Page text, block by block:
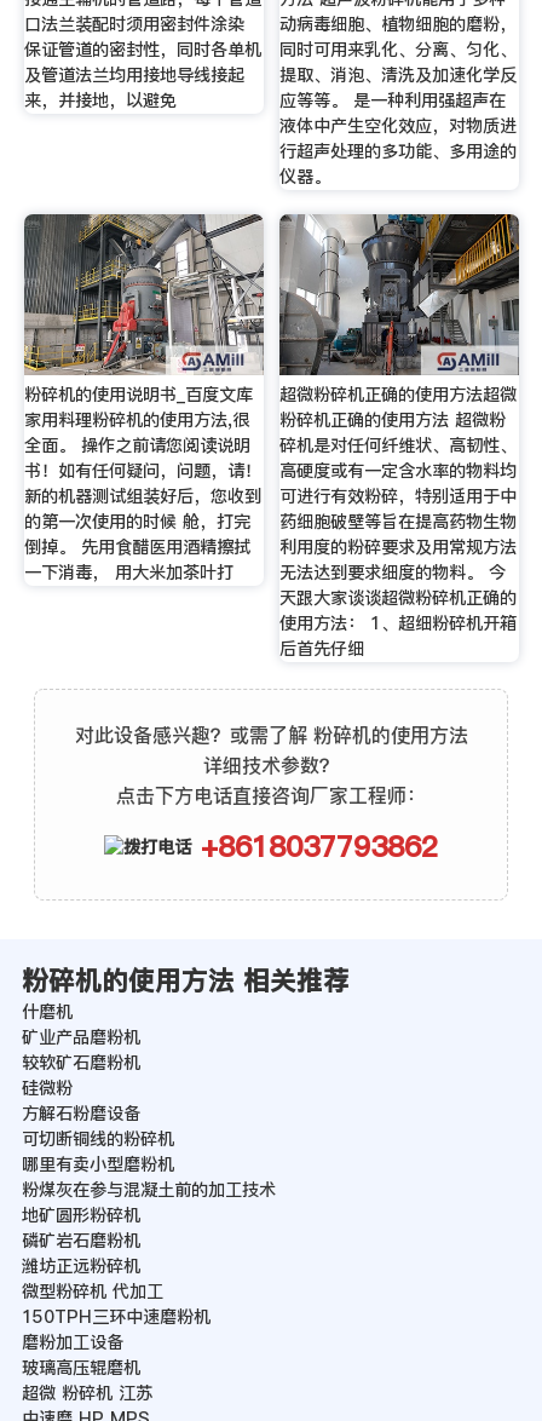
口法兰装配时须用密封件涂染
保证管道的密封性，同时各单机
及管道法兰均用接地导线接起
来，并接地，以避免
动病毒细胞、植物细胞的磨粉，
同时可用来乳化、分离、匀化、
提取、消泡、清洗及加速化学反
应等等。 是一种利用强超声在
液体中产生空化效应，对物质进
行超声处理的多功能、多用途的
仪器。
粉碎机的使用说明书_百度文库
家用料理粉碎机的使用方法,很
全面。 操作之前请您阅读说明
书！如有任何疑问，问题，请！
新的机器测试组装好后，您收到
的第一次使用的时候 舱，打完
倒掉。 先用食醋医用酒精擦拭
一下消毒， 用大米加茶叶打
超微粉碎机正确的使用方法超微
粉碎机正确的使用方法 超微粉
碎机是对任何纤维状、高韧性、
高硬度或有一定含水率的物料均
可进行有效粉碎，特别适用于中
药细胞破壁等旨在提高药物生物
利用度的粉碎要求及用常规方法
无法达到要求细度的物料。 今
天跟大家谈谈超微粉碎机正确的
使用方法： 1、超细粉碎机开箱
后首先仔细
对此设备感兴趣？或需了解 粉碎机的使用方法
详细技术参数？
点击下方电话直接咨询厂家工程师：
+8618037793862
粉碎机的使用方法 相关推荐
什磨机
矿业产品磨粉机
较软矿石磨粉机
硅微粉
方解石粉磨设备
可切断铜线的粉碎机
哪里有卖小型磨粉机
粉煤灰在参与混凝土前的加工技术
地矿圆形粉碎机
磷矿岩石磨粉机
潍坊正远粉碎机
微型粉碎机 代加工
150TPH三环中速磨粉机
磨粉加工设备
玻璃高压辊磨机
超微 粉碎机 江苏